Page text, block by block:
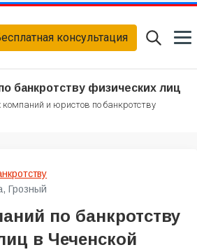
консультация
банкротству физических лиц
и юристов по банкротству
Грозный
по банкротству
в Чеченской